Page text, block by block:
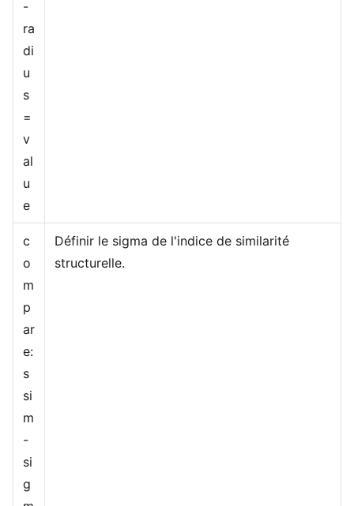
-
ra
di
u
s
=
v
al
u
e
c
o
m
p
ar
e:
s
si
m
-
si
g
Définir le sigma de l'indice de similarité
structurelle.